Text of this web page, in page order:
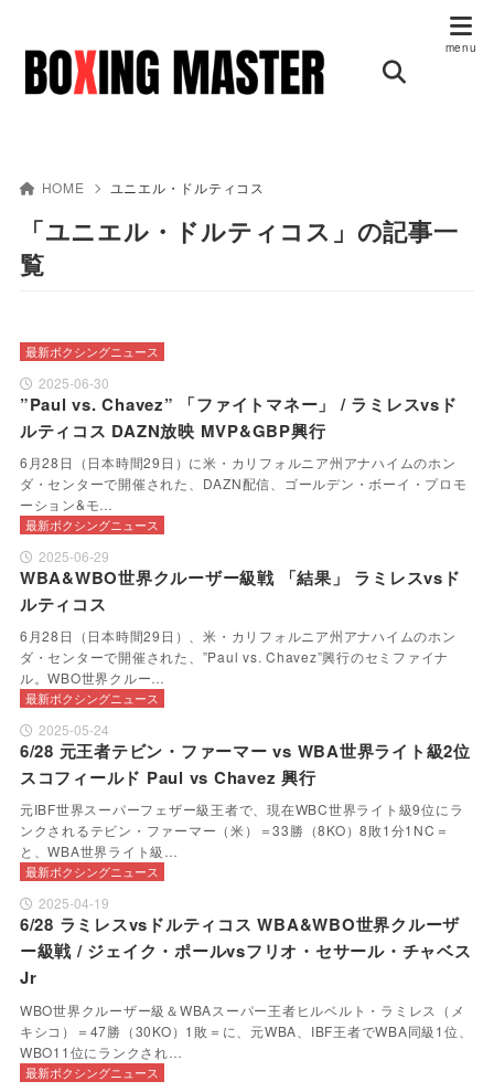
HOME ユニエル・ドルティコス
「ユニエル・ドルティコス」の記事一
覧
最新ボクシングニュース
2025-06-30
”Paul vs. Chavez” 「ファイトマネー」 / ラミレスvsド
ルティコス DAZN放映 MVP&GBP興行
6月28日（日本時間29日）に米・カリフォルニア州アナハイムのホン
ダ・センターで開催された、DAZN配信、ゴールデン・ボーイ・プロモ
ーション&モ…
最新ボクシングニュース
2025-06-29
WBA&WBO世界クルーザー級戦 「結果」 ラミレスvsド
ルティコス
6月28日（日本時間29日）、米・カリフォルニア州アナハイムのホン
ダ・センターで開催された、”Paul vs. Chavez”興行のセミファイナ
ル。WBO世界クルー…
最新ボクシングニュース
2025-05-24
6/28 元王者テビン・ファーマー vs WBA世界ライト級2位
スコフィールド Paul vs Chavez 興行
元IBF世界スーパーフェザー級王者で、現在WBC世界ライト級9位にラ
ンクされるテビン・ファーマー（米）＝33勝（8KO）8敗1分1NC＝
と、WBA世界ライト級…
最新ボクシングニュース
2025-04-19
6/28 ラミレスvsドルティコス WBA&WBO世界クルーザ
ー級戦 / ジェイク・ポールvsフリオ・セサール・チャベス
Jr
WBO世界クルーザー級＆WBAスーパー王者ヒルベルト・ラミレス（メ
キシコ）＝47勝（30KO）1敗＝に、元WBA、IBF王者でWBA同級1位、
WBO11位にランクされ…
最新ボクシングニュース